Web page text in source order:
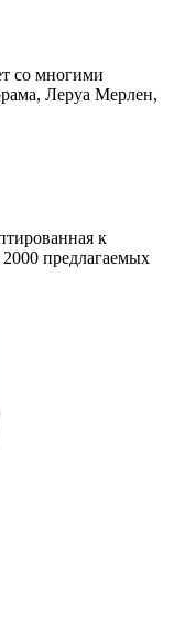
со многими
Леруа Мерлен,
к
предлагаемых